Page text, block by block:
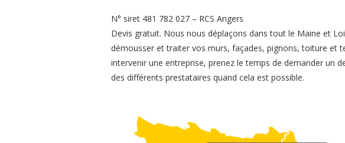
N° siret 481 782 027 – RCS Angers
Devis gratuit. Nous nous déplaçons dans tout le Maine et
démousser et traiter vos murs, façades, pignons, toiture et
intervenir une entreprise, prenez le temps de demander un
des différents prestataires quand cela est possible.